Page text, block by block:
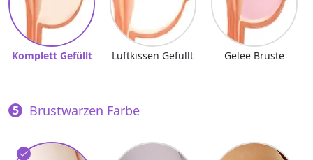
Komplett Gefüllt Luftkissen Gefüllt Gelee Brüste
Brustwarzen Farbe